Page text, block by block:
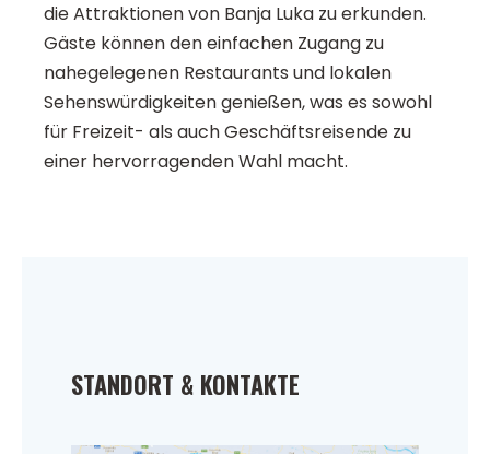
die Attraktionen von Banja Luka zu erkunden.
Gäste können den einfachen Zugang zu
nahegelegenen Restaurants und lokalen
Sehenswürdigkeiten genießen, was es sowohl
für Freizeit- als auch Geschäftsreisende zu
einer hervorragenden Wahl macht.
STANDORT & KONTAKTE